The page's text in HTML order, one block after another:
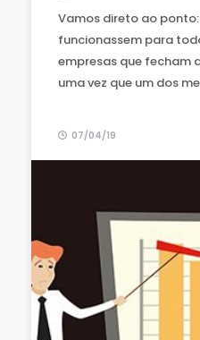
Vamos direto ao
funcionassem para
empresas que fecham
uma vez que um dos
07/04/19